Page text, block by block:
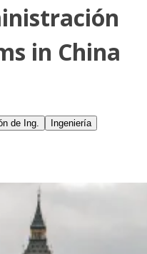
in China
de Ing.
Ingeniería